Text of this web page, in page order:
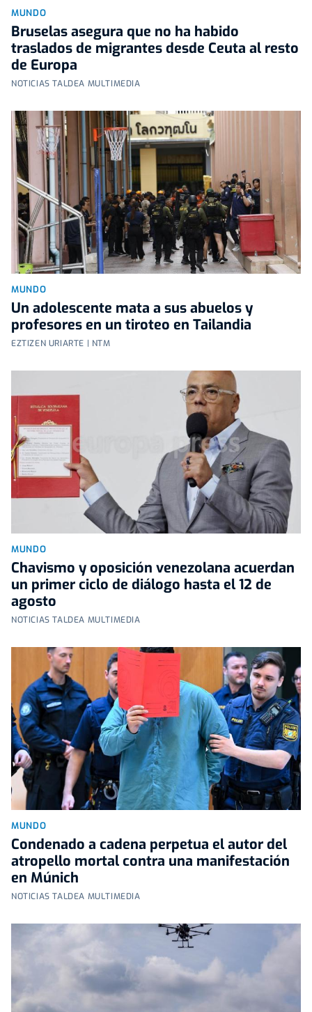
MUNDO
Bruselas asegura que no ha habido
traslados de migrantes desde Ceuta al resto
de Europa
NOTICIAS TALDEA MULTIMEDIA
MUNDO
Un adolescente mata a sus abuelos y
profesores en un tiroteo en Tailandia
EZTIZEN URIARTE | NTM
MUNDO
Chavismo y oposición venezolana acuerdan
un primer ciclo de diálogo hasta el 12 de
agosto
NOTICIAS TALDEA MULTIMEDIA
MUNDO
Condenado a cadena perpetua el autor del
atropello mortal contra una manifestación
en Múnich
NOTICIAS TALDEA MULTIMEDIA